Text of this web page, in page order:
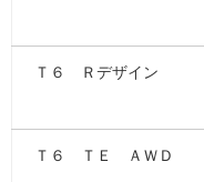
Ｔ６ Ｒデザイン
Ｔ６ ＴＥ ＡＷＤ